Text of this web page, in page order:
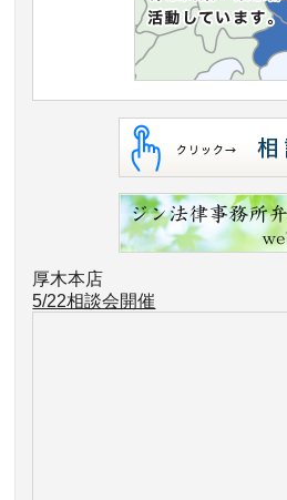
厚木本店
5/22相談会開催